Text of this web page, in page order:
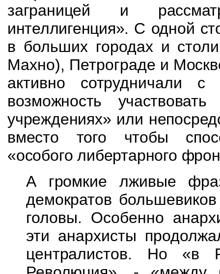
заграницей и
интеллигенция». С одной
в больших городах и
Махно), Петрограде и
активно сотрудничали
возможность
учреждениях» или
вместо того чтобы
«особого либертарного
А громкие лживые
демократов
головы. Особенно
эти анархисты
центра­листов. Но «в